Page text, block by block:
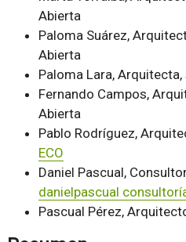
Abierta
Paloma Suárez,
Abierta
Paloma Lara,
Fernando Campos,
Abierta
Pablo Rodríguez,
ECO
Daniel Pascual,
danielpascual
Pascual Pérez,